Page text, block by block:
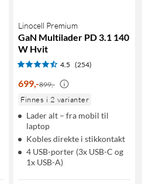
Linocell Premium
GaN Multilader PD 3.1 140
W Hvit
4.5 (254)
699,-899,-
Finnes i 2 varianter
Lader alt – fra mobil til
laptop
Kobles direkte i stikkontakt
4 USB-porter (3x USB-C og
1x USB-A)